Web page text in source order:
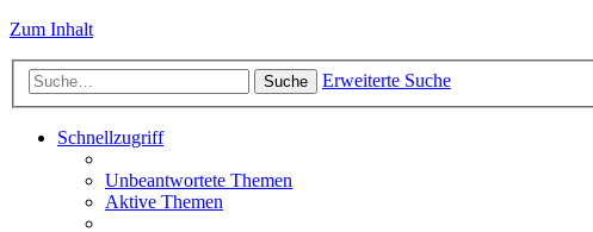
Zum Inhalt
Suche Erweiterte Suche
Schnellzugriff
Unbeantwortete Themen
Aktive Themen